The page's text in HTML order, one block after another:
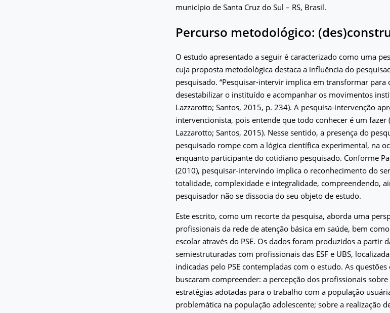
município de Santa Cruz do Sul – RS, Brasil.
Percurso metodológico:
O estudo apresentado a seguir é caracterizado como uma
cuja proposta metodológica destaca a influência do
pesquisado. “Pesquisar-intervir implica em transformar para
desestabilizar o instituído e acompanhar os movimentos
Lazzarotto; Santos, 2015, p. 234). A pesquisa-intervenção
intervencionista, pois entende que todo conhecer é um fazer
Lazzarotto; Santos, 2015). Nesse sentido, a presença do
pesquisado rompe com a lógica científica experimental, na
enquanto participante do cotidiano pesquisado. Conforme
(2010), pesquisar-intervindo implica o reconhecimento do
totalidade, complexidade e integralidade, compreendendo,
pesquisador não se dissocia do seu objeto de estudo.
Este escrito, como um recorte da pesquisa, aborda uma
profissionais da rede de atenção básica em saúde, bem
escolar através do PSE. Os dados foram produzidos a partir
semiestruturadas com profissionais das ESF e UBS,
indicadas pelo PSE contempladas com o estudo. As
buscaram compreender: a percepção dos profissionais
estratégias adotadas para o trabalho com a população
problemática na população adolescente; sobre a realização